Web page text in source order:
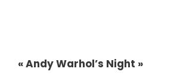
« Andy Warhol’s Night »